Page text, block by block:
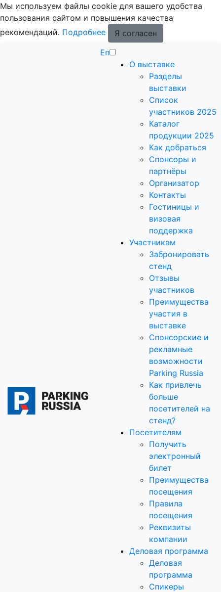
Мы используем файлы cookie для вашего удобства
пользования сайтом и повышения качества
рекомендаций. Подробнее
Я согласен
En
О выставке
Разделы
выставки
Список
участников 2025
Каталог
продукции 2025
Как добраться
Спонсоры и
партнёры
Организатор
Контакты
Гостиницы и
визовая
поддержка
Участникам
Забронировать
стенд
Отзывы
участников
Преимущества
участия в
выставке
Спонсорские и
рекламные
возможности
Parking Russia
Как привлечь
больше
посетителей на
стенд?
Посетителям
Получить
электронный
билет
Преимущества
посещения
Правила
посещения
Реквизиты
компании
Деловая программа
Деловая
программа
Спикеры